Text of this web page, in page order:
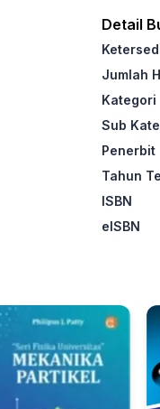
Detail
Jumlah
Kategori
Sub
Penerbit
Tahun
ISBN
eISBN